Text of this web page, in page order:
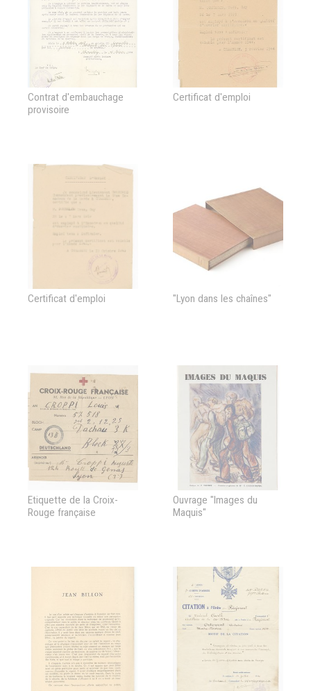
Contrat d'embauchage
provisoire
Certificat d'emploi
Certificat d'emploi "Lyon dans les chaînes"
Etiquette de la Croix-
Rouge française
Ouvrage "Images du
Maquis"